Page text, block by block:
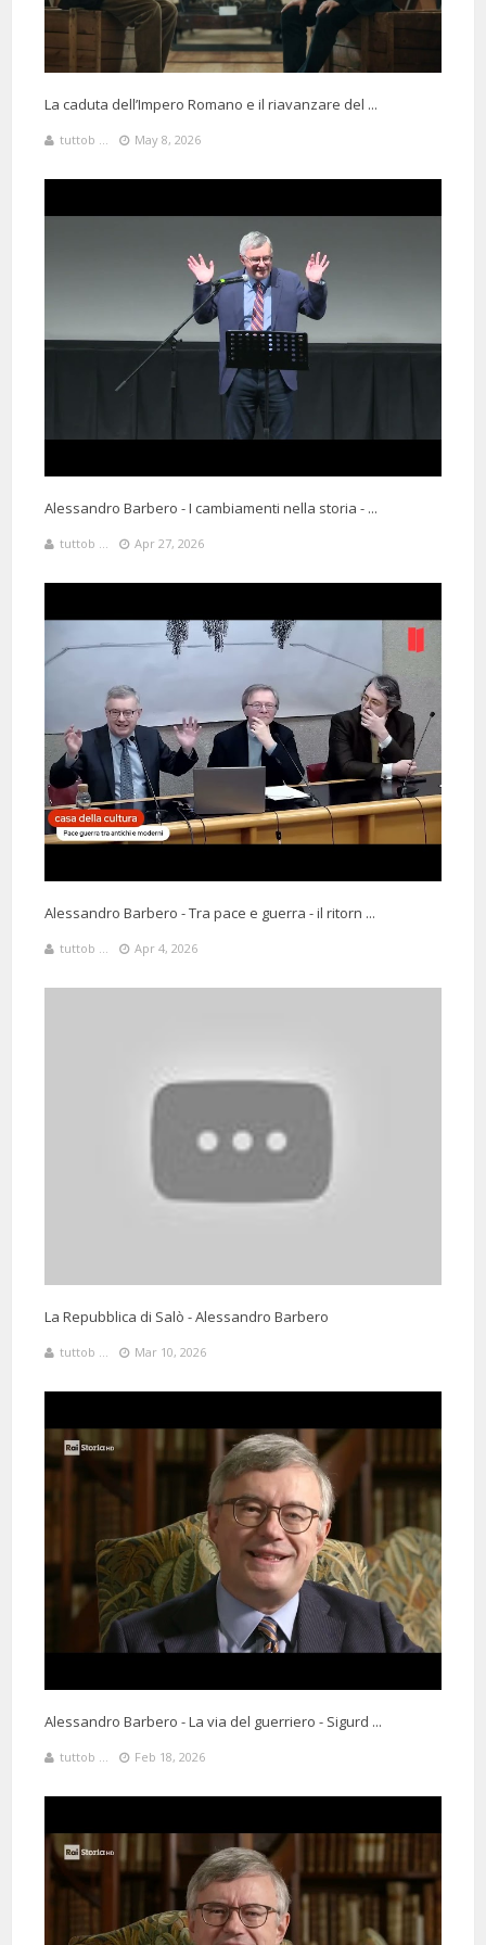
La caduta dell’Impero Romano e il riavanzare del ...
tuttob ... May 8, 2026
Alessandro Barbero - I cambiamenti nella storia - ...
tuttob ... Apr 27, 2026
Alessandro Barbero - Tra pace e guerra - il ritorn ...
tuttob ... Apr 4, 2026
La Repubblica di Salò - Alessandro Barbero
tuttob ... Mar 10, 2026
Alessandro Barbero - La via del guerriero - Sigurd ...
tuttob ... Feb 18, 2026